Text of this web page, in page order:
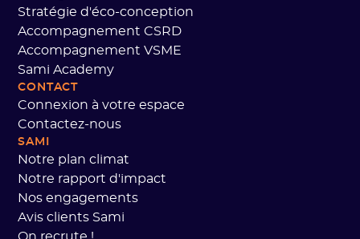
Stratégie d'éco-conception
Accompagnement CSRD
Accompagnement VSME
Sami Academy
CONTACT
Connexion à votre espace
Contactez-nous
SAMI
Notre plan climat
Notre rapport d'impact
Nos engagements
Avis clients Sami